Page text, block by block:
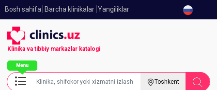
Bosh sahifa Barcha klinikalar Yangiliklar
Klinika va tibbiy markazlar katalogi
Toshkent